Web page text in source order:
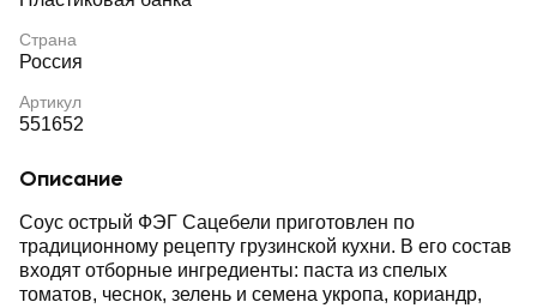
Страна
Россия
Артикул
551652
Описание
Соус острый ФЭГ Сацебели приготовлен по
традиционному рецепту грузинской кухни. В его состав
входят отборные ингредиенты: паста из спелых
томатов, чеснок, зелень и семена укропа, кориандр,